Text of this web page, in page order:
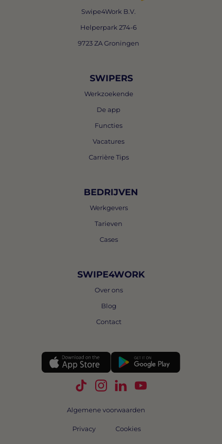
Swipe4Work B.V.
Helperpark 274-6
9723 ZA Groningen
SWIPERS
Werkzoekende
De app
Functies
Vacatures
Carrière Tips
BEDRIJVEN
Werkgevers
Tarieven
Cases
SWIPE4WORK
Over ons
Blog
Contact
Volg Swipe4Work op TikTok
Volg Swipe4Work op
Volg Swipe4Work op
Volg Swipe4Work
Algemene voorwaarden
Privacy Cookies